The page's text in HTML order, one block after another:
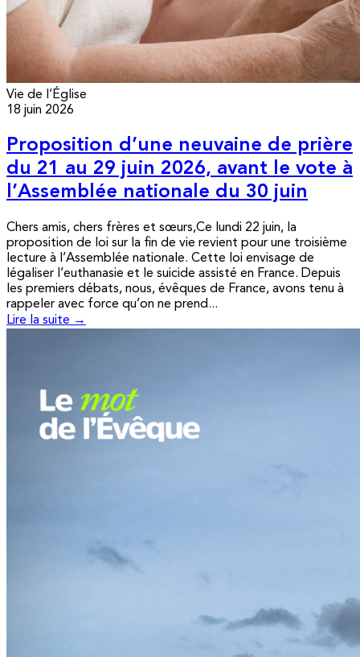
Vie de l’Église
18 juin 2026
Proposition d’une neuvaine de prière
du 21 au 29 juin 2026, avant le vote à
l’Assemblée nationale du 30 juin
Chers amis, chers frères et sœurs,Ce lundi 22 juin, la
proposition de loi sur la fin de vie revient pour une troisième
lecture à l’Assemblée nationale. Cette loi envisage de
légaliser l’euthanasie et le suicide assisté en France. Depuis
les premiers débats, nous, évêques de France, avons tenu à
rappeler avec force qu’on ne prend...
Lire la suite →